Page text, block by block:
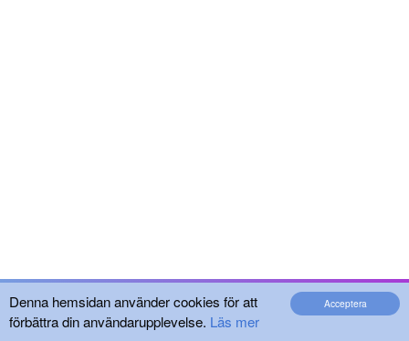
Acceptera
Denna hemsidan använder cookies för att
förbättra din användarupplevelse. Läs mer